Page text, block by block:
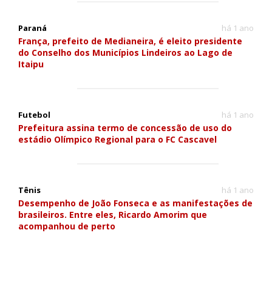
Paraná há 1 ano
França, prefeito de Medianeira, é eleito presidente
do Conselho dos Municípios Lindeiros ao Lago de
Itaipu
Futebol há 1 ano
Prefeitura assina termo de concessão de uso do
estádio Olímpico Regional para o FC Cascavel
Tênis há 1 ano
Desempenho de João Fonseca e as manifestações de
brasileiros. Entre eles, Ricardo Amorim que
acompanhou de perto